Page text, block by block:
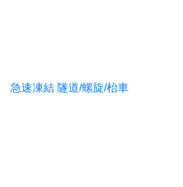
急速凍結 隧道/螺旋/枱車